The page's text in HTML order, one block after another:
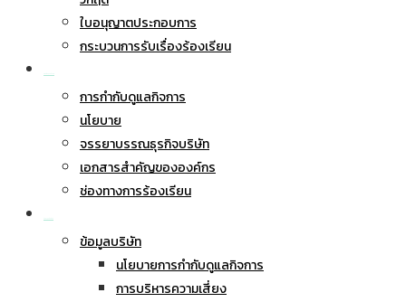
ใบอนุญาตประกอบการ
กระบวนการรับเรื่องร้องเรียน
การกำกับดูแลกิจการ
นโยบาย
จรรยาบรรณธุรกิจบริษัท
เอกสารสำคัญขององค์กร
ช่องทางการร้องเรียน
ข้อมูลบริษัท
นโยบายการกำกับดูแลกิจการ
การบริหารความเสี่ยง